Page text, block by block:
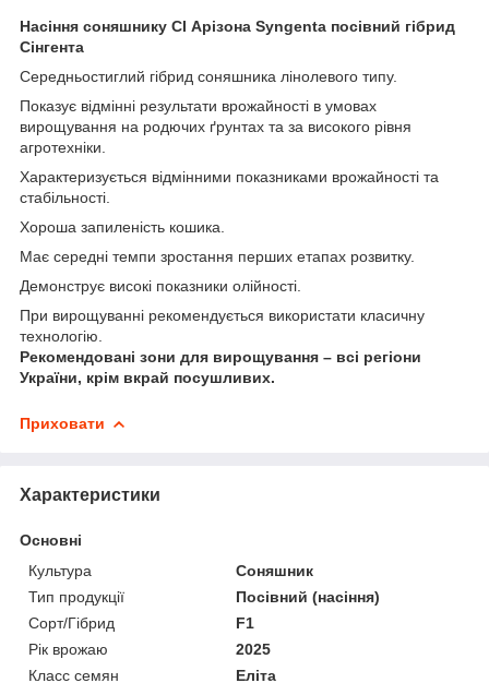
Насіння соняшнику СІ Арізона Syngenta посівний гібрид
Сінгента
Середньостиглий гібрид соняшника лінолевого типу.
Показує відмінні результати врожайності в умовах
вирощування на родючих ґрунтах та за високого рівня
агротехніки.
Характеризується відмінними показниками врожайності та
стабільності.
Хороша запиленість кошика.
Має середні темпи зростання перших етапах розвитку.
Демонструє високі показники олійності.
При вирощуванні рекомендується використати класичну
технологію.
Рекомендовані зони для вирощування – всі регіони
України, крім вкрай посушливих.
Приховати
Характеристики
Основні
Культура
Соняшник
Тип продукції
Посівний (насіння)
Сорт/Гібрид
F1
Рік врожаю
2025
Класс семян
Еліта